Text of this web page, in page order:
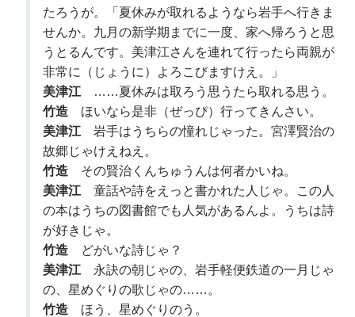
たろうが。「夏休みが取れるようなら岩手へ行きま
せんか。九月の新学期までに一度、家へ帰ろうと思
うとるんです。美津江さんを連れて行ったら両親が
非常に（じょうに）よろこびますけえ。」
美津江 ……夏休みは取ろう思うたら取れる思う。
竹造 ほいなら是非（ぜっぴ）行ってきんさい。
美津江 岩手はうちらの憧れじゃった。宮澤賢治の
故郷じゃけえねえ。
竹造 その賢治くんちゅうんは何者かいね。
美津江 童話や詩をえっと書かれた人じゃ。この人
の本はうちの図書館でも人気があるんよ。うちは詩
が好きじゃ。
竹造 どがいな詩じゃ？
美津江 永訣の朝じゃの、岩手軽便鉄道の一月じゃ
の、星めぐりの歌じゃの……。
竹造 ほう、星めぐりのう。